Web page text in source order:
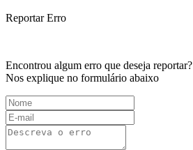
Reportar Erro
Encontrou algum erro que deseja reportar?
Nos explique no formulário abaixo